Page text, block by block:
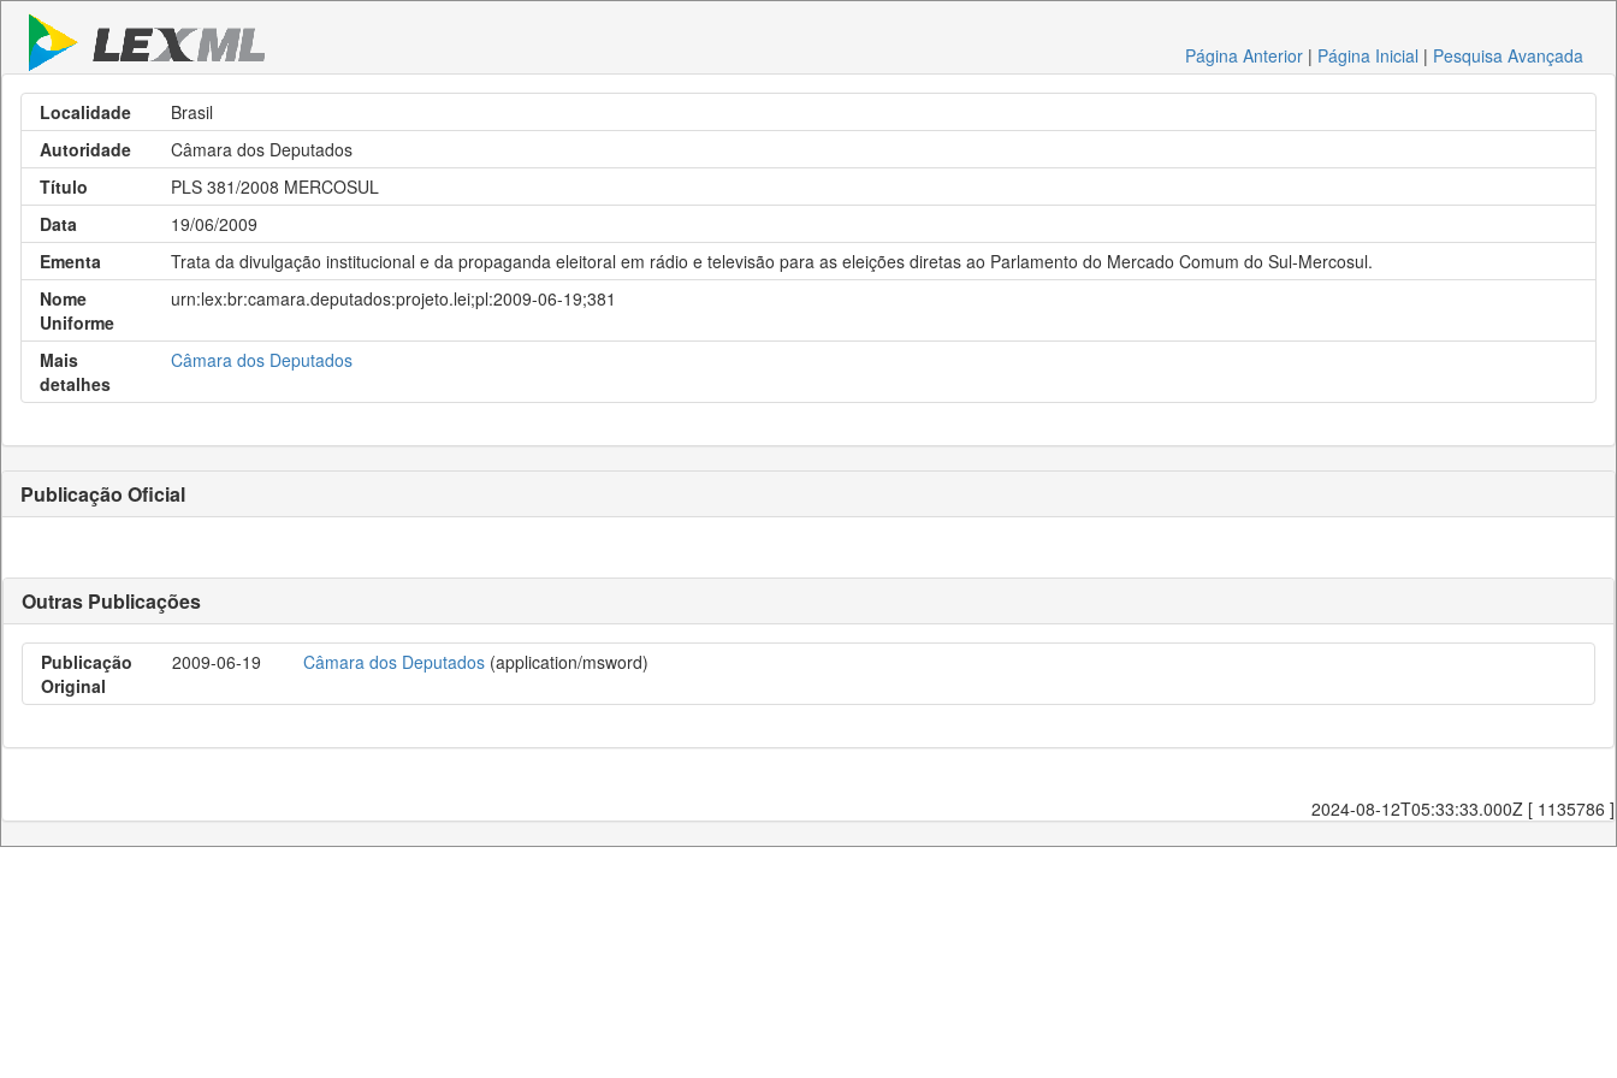
Página Anterior | Página Inicial | Pesquisa Avançada
Localidade
Brasil
Autoridade
Câmara dos Deputados
Título
PLS 381/2008 MERCOSUL
Data
19/06/2009
Ementa
Trata da divulgação institucional e da propaganda eleitoral em rádio e televisão para as eleições diretas ao Parlamento do Mercado Comum do Sul-Mercosul.
Nome
Uniforme
urn:lex:br:camara.deputados:projeto.lei;pl:2009-06-19;381
Mais
detalhes
Câmara dos Deputados
Publicação Oficial
Outras Publicações
Publicação
Original
2009-06-19 Câmara dos Deputados(application/msword)
2024-08-12T05:33:33.000Z [ 1135786 ]